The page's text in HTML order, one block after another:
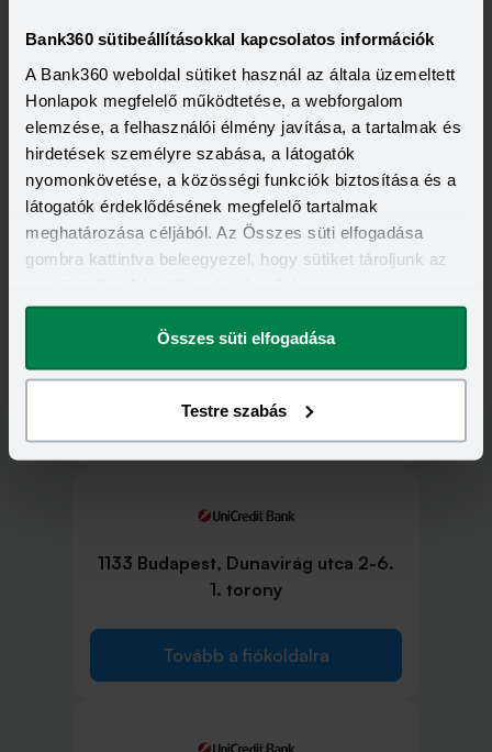
Bank360 sütibeállításokkal kapcsolatos információk
A Bank360 weboldal sütiket használ az általa üzemeltett
Honlapok megfelelő működtetése, a webforgalom
elemzése, a felhasználói élmény javítása, a tartalmak és
hirdetések személyre szabása, a látogatók
nyomonkövetése, a közösségi funkciók biztosítása és a
látogatók érdeklődésének megfelelő tartalmak
meghatározása céljából. Az Összes süti elfogadása
gombra kattintva beleegyezel, hogy sütiket tároljunk az
megváltoztathatod.
Összes süti elfogadása
Testre szabás
1117 Budapest, Infopark sétány 3.
Infopark "B" Irodaház
Tovább a fiókoldalra
Tovább a fiókoldalra
1133 Budapest, Dunavirág utca 2-6.
1. torony
Tovább a fiókoldalra